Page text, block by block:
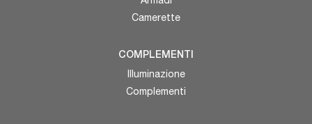
Camerette
COMPLEMENTI
Illuminazione
Complementi